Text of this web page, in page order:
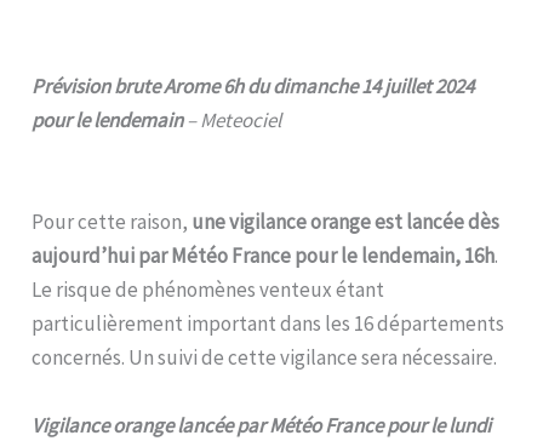
Prévision brute Arome 6h du dimanche 14 juillet 2024
pour le lendemain– Meteociel
Pour cette raison, une vigilance orange est lancée dès
aujourd’hui par Météo France pour le lendemain, 16h.
Le risque de phénomènes venteux étant
particulièrement important dans les 16 départements
concernés. Un suivi de cette vigilance sera nécessaire.
Vigilance orange lancée par Météo France pour le lundi